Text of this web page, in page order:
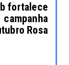
fortalece
campanha
Rosa